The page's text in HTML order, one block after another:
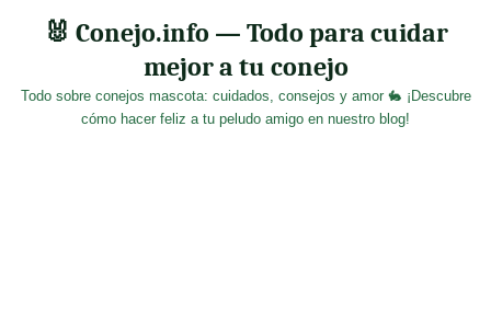
🐰 Conejo.info — Todo para cuidar
mejor a tu conejo
Todo sobre conejos mascota: cuidados, consejos y amor 🐇 ¡Descubre
cómo hacer feliz a tu peludo amigo en nuestro blog!